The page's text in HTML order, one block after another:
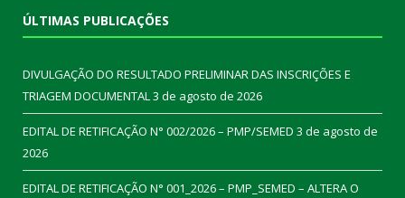
ÚLTIMAS PUBLICAÇÕES
DIVULGAÇÃO DO RESULTADO PRELIMINAR DAS INSCRIÇÕES E
TRIAGEM DOCUMENTAL3 de agosto de 2026
EDITAL DE RETIFICAÇÃO N° 002/2026 – PMP/SEMED 3 de agosto de
2026
EDITAL DE RETIFICAÇÃO N° 001_2026 – PMP_SEMED – ALTERA O